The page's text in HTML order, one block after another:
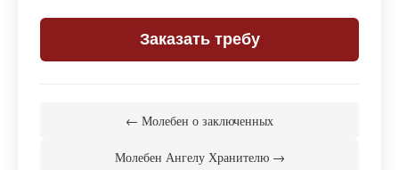
Заказать требу
← Молебен о заключенных
Молебен Ангелу Хранителю →